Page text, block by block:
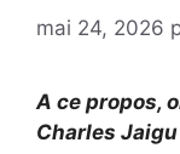
mai 24, 2026
A ce propos,
Charles